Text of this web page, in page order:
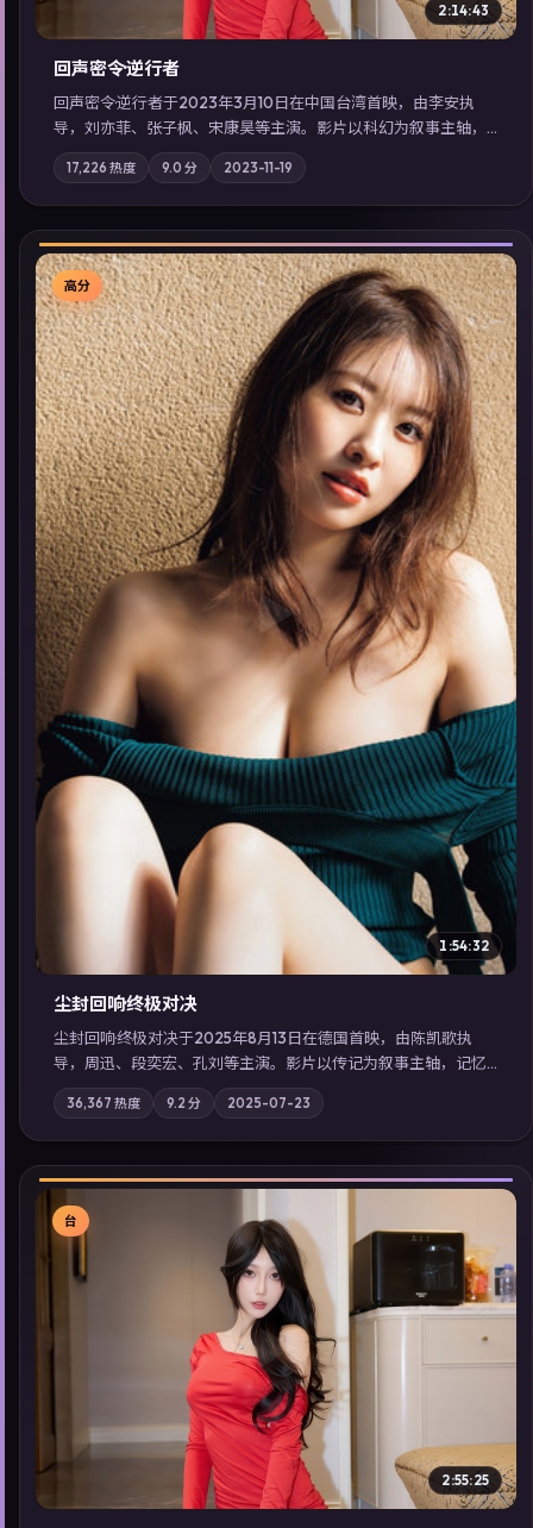
2:14:43
回声密令·逆行者
回声密令·逆行者于2023年3月10日在中国台湾首映，由李安执
导，刘亦菲、张子枫、宋康昊等主演。影片以科幻为叙事主轴，
一场意外将众人卷入不可撤回的连锁反应；摄影与配乐强化地域
气质；站内亦可通过「国产免费观看高清电视剧在线看」延展检
索同类型高分佳作，畅享高清在线追剧体验。
17,226 热度 9.0 分 2023-11-19
▶
高分
1:54:32
尘封回响·终极对决
尘封回响·终极对决于2025年8月13日在德国首映，由陈凯歌执
导，周迅、段奕宏、孔刘等主演。影片以传记为叙事主轴，记忆
碎片重组后，主角发现自己从未活过“真实”的一天；摄影与配乐
强化地域气质；站内亦可通过「国产免费观看高清电视剧在线
看」延展检索同类型高分佳作，畅享高清在线追剧体验。
36,367 热度 9.2 分 2025-07-23
▶
台
2:55:25